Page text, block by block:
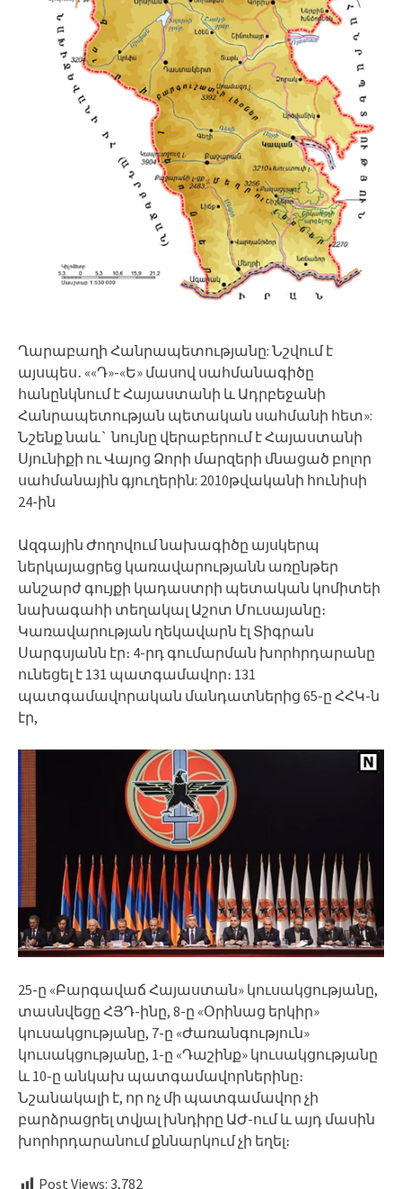
Ղարաբաղի Հանրապետությանը: Նշվում է
այսպես․ ««Դ»-«Ե» մասով սահմանագիծը
հանընկնում է Հայաստանի և Ադրբեջանի
Հանրապետության պետական սահմանի հետ»:
Նշենք նաև` նույնը վերաբերում է Հայաստանի
Սյունիքի ու Վայոց Ձորի մարզերի մնացած բոլոր
սահմանային գյուղերին: 2010թվականի հունիսի
24-ին
Ազգային Ժողովում նախագիծը այսկերպ
ներկայացրեց կառավարությանն առընթեր
անշարժ գույքի կադաստրի պետական կոմիտեի
նախագահի տեղակալ Աշոտ Մուսայանը։
Կառավարության ղեկավարն էլ Տիգրան
Սարգսյանն էր։ 4-րդ գումարման խորհրդարանը
ունեցել է 131 պատգամավոր։ 131
պատգամավորական մանդատներից 65-ը ՀՀԿ-ն
էր,
25-ը «Բարգավաճ Հայաստան» կուսակցությանը,
տասնվեցը ՀՅԴ-ինը, 8-ը «Օրինաց երկիր»
կուսակցությանը, 7-ը «Ժառանգություն»
կուսակցությանը, 1-ը «Դաշինք» կուսակցությանը
և 10-ը անկախ պատգամավորներինը։
Նշանակալի է, որ ոչ մի պատգամավոր չի
բարձրացրել տվյալ խնդիրը ԱԺ-ում և այդ մասին
խորհրդարանում քննարկում չի եղել։
Post Views: 3,782